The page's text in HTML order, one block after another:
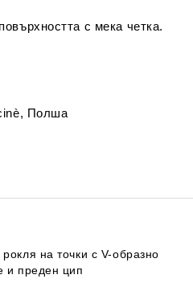
с мека четка.
Полша
на точки с V-образно
и преден цип